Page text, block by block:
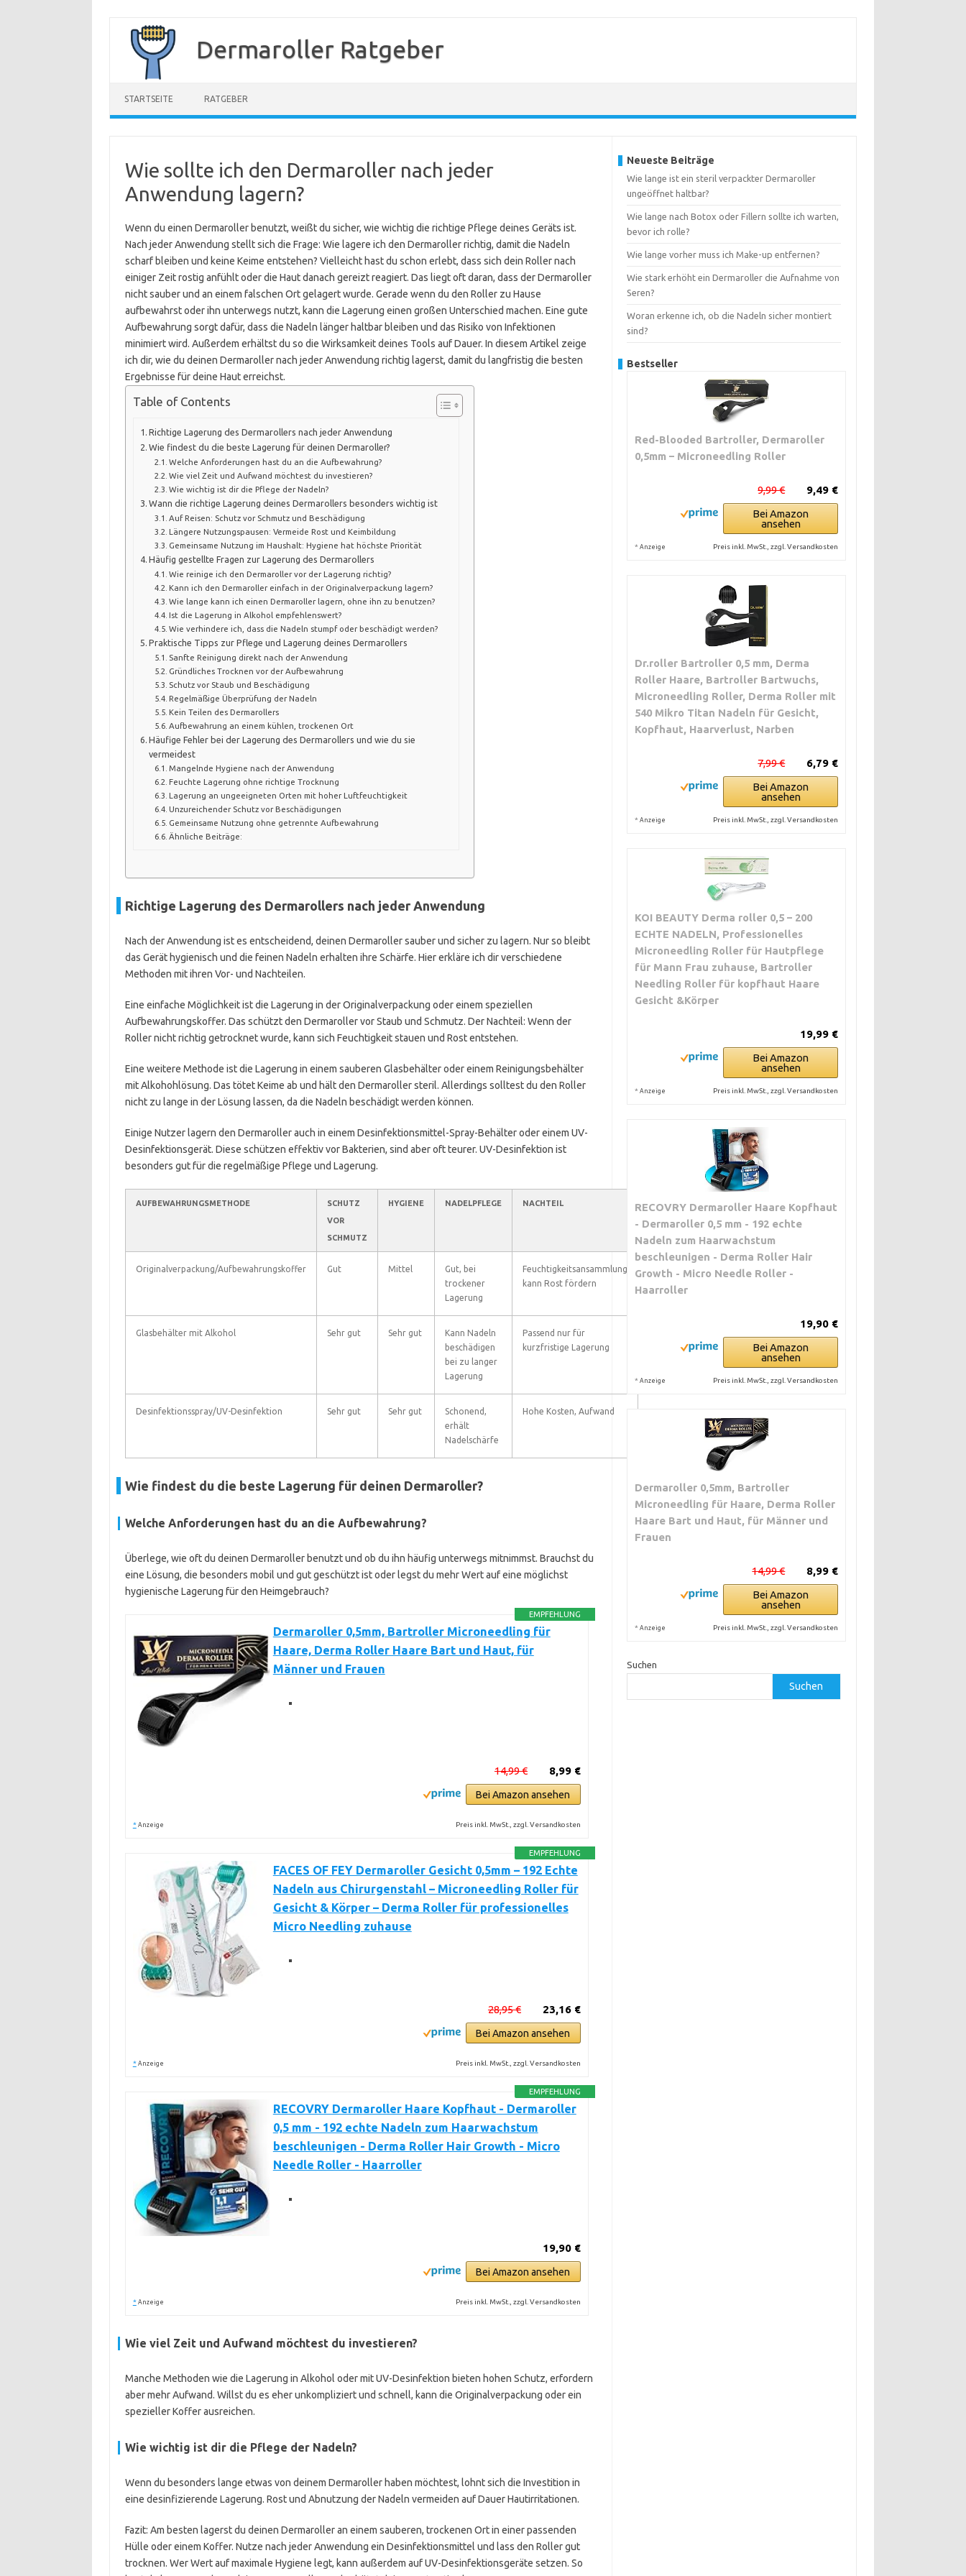
Inhalt
springen
Dermaroller Ratgeber
STARTSEITE RATGEBER
Wie sollte ich den Dermaroller nach jeder
Anwendung lagern?
Wenn du einen Dermaroller benutzt, weißt du sicher, wie wichtig die richtige Pflege deines Geräts ist.
Nach jeder Anwendung stellt sich die Frage: Wie lagere ich den Dermaroller richtig, damit die Nadeln
scharf bleiben und keine Keime entstehen? Vielleicht hast du schon erlebt, dass sich dein Roller nach
einiger Zeit rostig anfühlt oder die Haut danach gereizt reagiert. Das liegt oft daran, dass der Dermaroller
nicht sauber und an einem falschen Ort gelagert wurde. Gerade wenn du den Roller zu Hause
aufbewahrst oder ihn unterwegs nutzt, kann die Lagerung einen großen Unterschied machen. Eine gute
Aufbewahrung sorgt dafür, dass die Nadeln länger haltbar bleiben und das Risiko von Infektionen
minimiert wird. Außerdem erhältst du so die Wirksamkeit deines Tools auf Dauer. In diesem Artikel zeige
ich dir, wie du deinen Dermaroller nach jeder Anwendung richtig lagerst, damit du langfristig die besten
Ergebnisse für deine Haut erreichst.
Table of Contents
Richtige Lagerung des Dermarollers nach jeder Anwendung
Wie findest du die beste Lagerung für deinen Dermaroller?
Welche Anforderungen hast du an die Aufbewahrung?
Wie viel Zeit und Aufwand möchtest du investieren?
Wie wichtig ist dir die Pflege der Nadeln?
Wann die richtige Lagerung deines Dermarollers besonders wichtig ist
Auf Reisen: Schutz vor Schmutz und Beschädigung
Längere Nutzungspausen: Vermeide Rost und Keimbildung
Gemeinsame Nutzung im Haushalt: Hygiene hat höchste Priorität
Häufig gestellte Fragen zur Lagerung des Dermarollers
Wie reinige ich den Dermaroller vor der Lagerung richtig?
Kann ich den Dermaroller einfach in der Originalverpackung lagern?
Wie lange kann ich einen Dermaroller lagern, ohne ihn zu benutzen?
Ist die Lagerung in Alkohol empfehlenswert?
Wie verhindere ich, dass die Nadeln stumpf oder beschädigt werden?
Praktische Tipps zur Pflege und Lagerung deines Dermarollers
Sanfte Reinigung direkt nach der Anwendung
Gründliches Trocknen vor der Aufbewahrung
Schutz vor Staub und Beschädigung
Regelmäßige Überprüfung der Nadeln
Kein Teilen des Dermarollers
Aufbewahrung an einem kühlen, trockenen Ort
Häufige Fehler bei der Lagerung des Dermarollers und wie du sie
vermeidest
Mangelnde Hygiene nach der Anwendung
Feuchte Lagerung ohne richtige Trocknung
Lagerung an ungeeigneten Orten mit hoher Luftfeuchtigkeit
Unzureichender Schutz vor Beschädigungen
Gemeinsame Nutzung ohne getrennte Aufbewahrung
Ähnliche Beiträge:
Richtige Lagerung des Dermarollers nach jeder Anwendung
Nach der Anwendung ist es entscheidend, deinen Dermaroller sauber und sicher zu lagern. Nur so bleibt
das Gerät hygienisch und die feinen Nadeln erhalten ihre Schärfe. Hier erkläre ich dir verschiedene
Methoden mit ihren Vor- und Nachteilen.
Eine einfache Möglichkeit ist die Lagerung in der Originalverpackung oder einem speziellen
Aufbewahrungskoffer. Das schützt den Dermaroller vor Staub und Schmutz. Der Nachteil: Wenn der
Roller nicht richtig getrocknet wurde, kann sich Feuchtigkeit stauen und Rost entstehen.
Eine weitere Methode ist die Lagerung in einem sauberen Glasbehälter oder einem Reinigungsbehälter
mit Alkohohlösung. Das tötet Keime ab und hält den Dermaroller steril. Allerdings solltest du den Roller
nicht zu lange in der Lösung lassen, da die Nadeln beschädigt werden können.
Einige Nutzer lagern den Dermaroller auch in einem Desinfektionsmittel-Spray-Behälter oder einem UV-
Desinfektionsgerät. Diese schützen effektiv vor Bakterien, sind aber oft teurer. UV-Desinfektion ist
besonders gut für die regelmäßige Pflege und Lagerung.
AUFBEWAHRUNGSMETHODE
SCHUTZ
VOR
SCHMUTZ
HYGIENE NADELPFLEGE NACHTEIL
Originalverpackung/Aufbewahrungskoffer Gut Mittel
Gut, bei
trockener
Lagerung
Feuchtigkeitsansammlung
kann Rost fördern
Glasbehälter mit Alkohol Sehr gut Sehr gut
Kann Nadeln
beschädigen
bei zu langer
Lagerung
Passend nur für
kurzfristige Lagerung
Desinfektionsspray/UV-Desinfektion Sehr gut Sehr gut
Schonend,
erhält
Nadelschärfe
Hohe Kosten, Aufwand
Wie findest du die beste Lagerung für deinen Dermaroller?
Welche Anforderungen hast du an die Aufbewahrung?
Überlege, wie oft du deinen Dermaroller benutzt und ob du ihn häufig unterwegs mitnimmst. Brauchst du
eine Lösung, die besonders mobil und gut geschützt ist oder legst du mehr Wert auf eine möglichst
hygienische Lagerung für den Heimgebrauch?
EMPFEHLUNG
Dermaroller 0,5mm, Bartroller Microneedling für
Haare, Derma Roller Haare Bart und Haut, für
Männer und Frauen
8,99 €
14,99 €
Bei Amazon ansehen
* Anzeige Preis inkl. MwSt., zzgl. Versandkosten
EMPFEHLUNG
FACES OF FEY Dermaroller Gesicht 0,5mm – 192 Echte
Nadeln aus Chirurgenstahl – Microneedling Roller für
Gesicht & Körper – Derma Roller für professionelles
Micro Needling zuhause
23,16 €
28,95 €
Bei Amazon ansehen
* Anzeige Preis inkl. MwSt., zzgl. Versandkosten
EMPFEHLUNG
RECOVRY Dermaroller Haare Kopfhaut - Dermaroller
0,5 mm - 192 echte Nadeln zum Haarwachstum
beschleunigen - Derma Roller Hair Growth - Micro
Needle Roller - Haarroller
19,90 €
Bei Amazon ansehen
* Anzeige Preis inkl. MwSt., zzgl. Versandkosten
Wie viel Zeit und Aufwand möchtest du investieren?
Manche Methoden wie die Lagerung in Alkohol oder mit UV-Desinfektion bieten hohen Schutz, erfordern
aber mehr Aufwand. Willst du es eher unkompliziert und schnell, kann die Originalverpackung oder ein
spezieller Koffer ausreichen.
Wie wichtig ist dir die Pflege der Nadeln?
Wenn du besonders lange etwas von deinem Dermaroller haben möchtest, lohnt sich die Investition in
eine desinfizierende Lagerung. Rost und Abnutzung der Nadeln vermeiden auf Dauer Hautirritationen.
Fazit: Am besten lagerst du deinen Dermaroller an einem sauberen, trockenen Ort in einer passenden
Hülle oder einem Koffer. Nutze nach jeder Anwendung ein Desinfektionsmittel und lass den Roller gut
trocknen. Wer Wert auf maximale Hygiene legt, kann außerdem auf UV-Desinfektionsgeräte setzen. So
Neueste Beiträge
Wie lange ist ein steril verpackter Dermaroller
ungeöffnet haltbar?
Wie lange nach Botox oder Fillern sollte ich warten,
bevor ich rolle?
Wie lange vorher muss ich Make-up entfernen?
Wie stark erhöht ein Dermaroller die Aufnahme von
Seren?
Woran erkenne ich, ob die Nadeln sicher montiert
sind?
Bestseller
Red-Blooded Bartroller, Dermaroller
0,5mm – Microneedling Roller
9,49 €
9,99 €
Bei Amazon
ansehen
* Anzeige Preis inkl. MwSt., zzgl. Versandkosten
Dr.roller Bartroller 0,5 mm, Derma
Roller Haare, Bartroller Bartwuchs,
Microneedling Roller, Derma Roller mit
540 Mikro Titan Nadeln für Gesicht,
Kopfhaut, Haarverlust, Narben
6,79 €
7,99 €
Bei Amazon
ansehen
* Anzeige Preis inkl. MwSt., zzgl. Versandkosten
KOI BEAUTY Derma roller 0,5 – 200
ECHTE NADELN, Professionelles
Microneedling Roller für Hautpflege
für Mann Frau zuhause, Bartroller
Needling Roller für kopfhaut Haare
Gesicht &Körper
19,99 €
Bei Amazon
ansehen
* Anzeige Preis inkl. MwSt., zzgl. Versandkosten
RECOVRY Dermaroller Haare Kopfhaut
- Dermaroller 0,5 mm - 192 echte
Nadeln zum Haarwachstum
beschleunigen - Derma Roller Hair
Growth - Micro Needle Roller -
Haarroller
19,90 €
Bei Amazon
ansehen
* Anzeige Preis inkl. MwSt., zzgl. Versandkosten
Dermaroller 0,5mm, Bartroller
Microneedling für Haare, Derma Roller
Haare Bart und Haut, für Männer und
Frauen
8,99 €
14,99 €
Bei Amazon
ansehen
* Anzeige Preis inkl. MwSt., zzgl. Versandkosten
Suchen
Suchen